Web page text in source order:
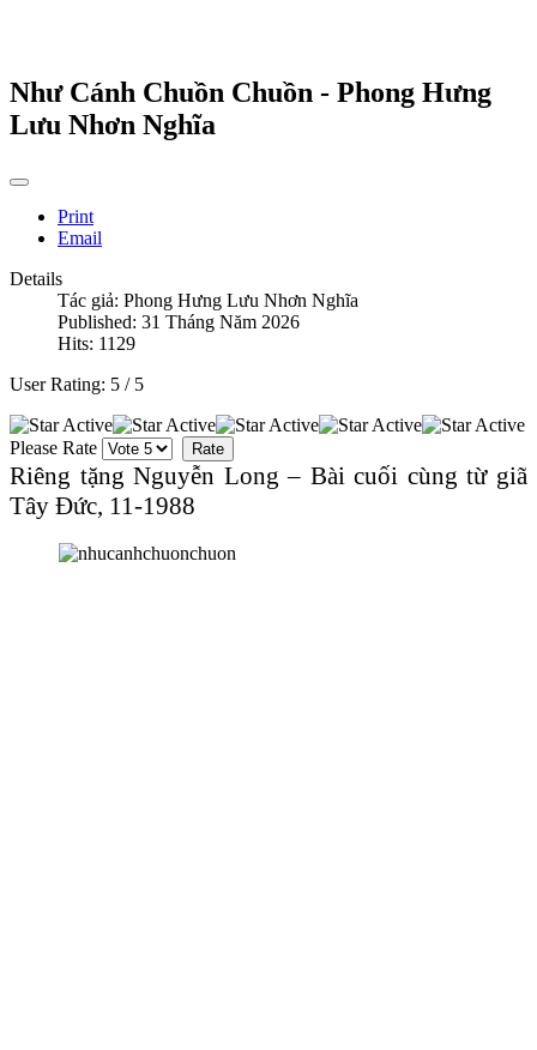
Như Cánh Chuồn Chuồn - Phong Hưng
Lưu Nhơn Nghĩa
Print
Email
Details
Tác giả: Phong Hưng Lưu Nhơn Nghĩa
Published: 31 Tháng Năm 2026
Hits: 1129
User Rating: 5 / 5
Please Rate
Riêng tặng Nguyễn Long – Bài cuối cùng từ giã
Tây Ðức, 11-1988